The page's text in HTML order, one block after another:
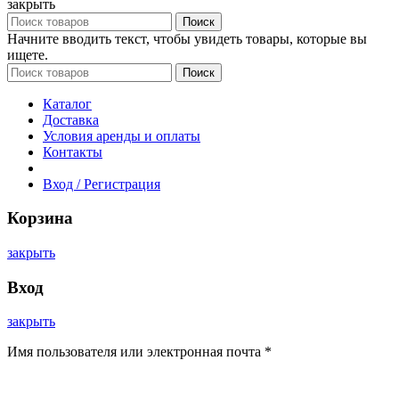
закрыть
Поиск
Начните вводить текст, чтобы увидеть товары, которые вы
ищете.
Поиск
Каталог
Доставка
Условия аренды и оплаты
Контакты
Вход / Регистрация
Корзина
закрыть
Вход
закрыть
Имя пользователя или электронная почта *